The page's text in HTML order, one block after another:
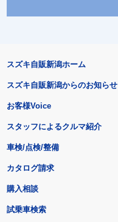
スズキ自販新潟ホーム
スズキ自販新潟からのお知らせ
お客様Voice
スタッフによるクルマ紹介
車検/点検/整備
カタログ請求
購入相談
試乗車検索